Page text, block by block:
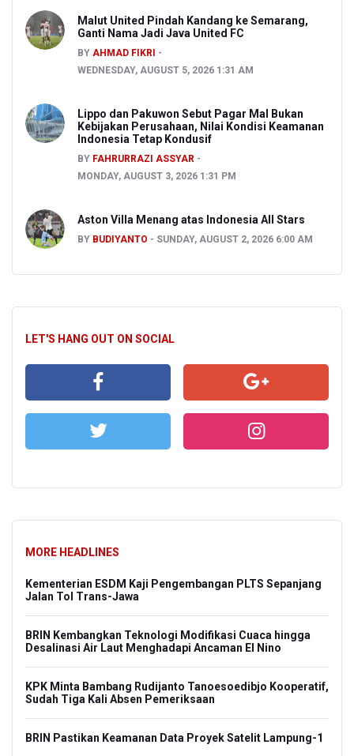
Malut United Pindah Kandang ke Semarang,
Ganti Nama Jadi Java United FC
BY AHMAD FIKRI
WEDNESDAY, AUGUST 5, 2026 1:31 AM
Lippo dan Pakuwon Sebut Pagar Mal Bukan
Kebijakan Perusahaan, Nilai Kondisi Keamanan
Indonesia Tetap Kondusif
BY FAHRURRAZI ASSYAR
MONDAY, AUGUST 3, 2026 1:31 PM
Aston Villa Menang atas Indonesia All Stars
BY BUDIYANTO SUNDAY, AUGUST 2, 2026 6:00 AM
LET'S HANG OUT ON SOCIAL
MORE HEADLINES
Kementerian ESDM Kaji Pengembangan PLTS Sepanjang
Jalan Tol Trans-Jawa
BRIN Kembangkan Teknologi Modifikasi Cuaca hingga
Desalinasi Air Laut Menghadapi Ancaman El Nino
KPK Minta Bambang Rudijanto Tanoesoedibjo Kooperatif,
Sudah Tiga Kali Absen Pemeriksaan
BRIN Pastikan Keamanan Data Proyek Satelit Lampung-1